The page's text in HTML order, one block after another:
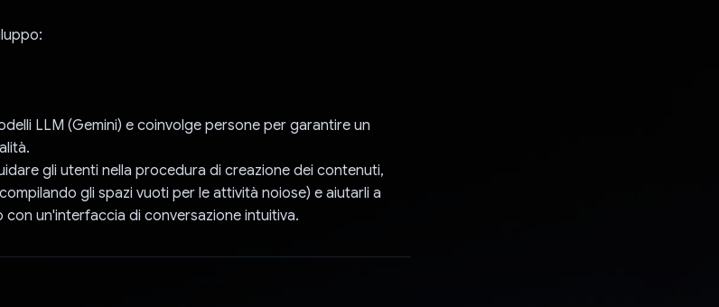
LLM (Gemini) e coinvolge persone per garantire un
gli utenti nella procedura di creazione dei contenuti,
gli spazi vuoti per le attività noiose) e aiutarli a
un'interfaccia di conversazione intuitiva.